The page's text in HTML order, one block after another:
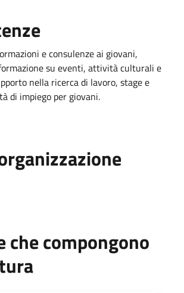
e consulenze ai giovani,
su eventi, attività culturali e
nella ricerca di lavoro, stage e
di impiego per giovani.
che compongono